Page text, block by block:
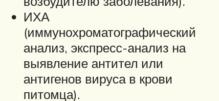
ИХА
(иммунохроматографический
анализ, экспресс-анализ на
выявление антител или
антигенов вируса в крови
питомца).